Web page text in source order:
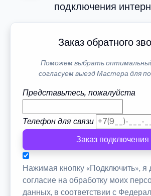
подключения
Заказ обратного
Поможем выбрать
согласуем выезд Мастера для
Представьтесь, пожалуйста
Телефон для связи
Заказ подключения
Нажимая кнопку «Подключить», я
согласие на обработку моих
данных, в соответствии с